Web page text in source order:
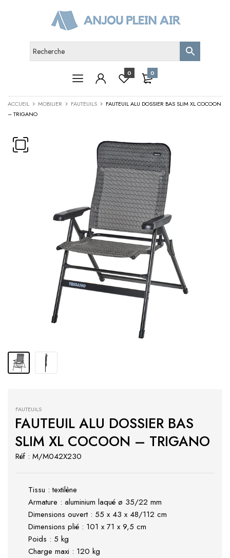
0 0
ACCUEIL MOBILIER FAUTEUILS
FAUTEUIL ALU DOSSIER BAS SLIM XL COCOON
– TRIGANO
FAUTEUILS
FAUTEUIL ALU DOSSIER BAS
SLIM XL COCOON – TRIGANO
Réf : M/M042X230
Tissu : textilène
Armature : aluminium laqué ø 35/22 mm
Dimensions ouvert : 55 x 43 x 48/112 cm
Dimensions plié : 101 x 71 x 9,5 cm
Poids : 5 kg
Charge maxi : 120 kg